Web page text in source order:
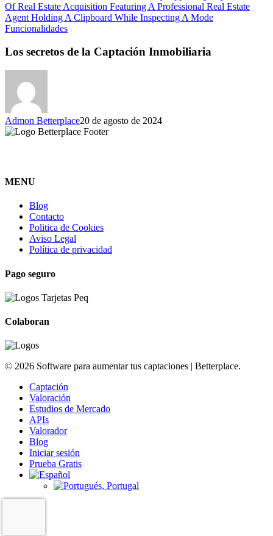
Funcionalidades
Los secretos de la Captación Inmobiliaria
Admon Betterplace20 de agosto de 2024
MENU
Blog
Contacto
Politica de Cookies
Aviso Legal
Política de privacidad
Pago seguro
Colaboran
© 2026 Software para aumentar tus captaciones | Betterplace.
Captación
Valoración
Estudios de Mercado
APIs
Valorador
Blog
Iniciar sesión
Prueba Gratis